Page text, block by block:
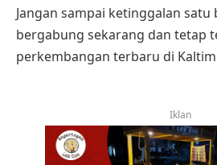
Jangan sampai ketinggalan satu
bergabung sekarang dan tetap
perkembangan terbaru di
Iklan